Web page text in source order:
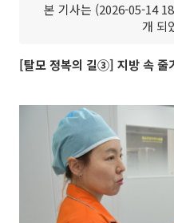
본 기사는 (2026-05-14
개 되
[탈모 정복의 길③] 지방 속 줄